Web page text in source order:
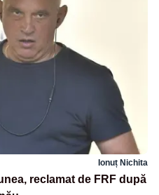
Ionuț Nichita
reclamat de FRF după